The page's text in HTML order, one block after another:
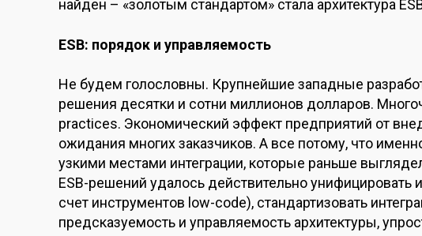
найден – «золотым стандартом» стала архитектура
ESB: порядок и управляемость
Не будем голословны. Крупнейшие западные
решения десятки и сотни миллионов долларов.
practices. Экономический эффект предприятий от
ожидания многих заказчиков. А все потому, что
узкими местами интеграции, которые раньше
ESB-решений удалось действительно унифицировать
счет инструментов low-code), стандартизовать
предсказуемость и управляемость архитектуры,